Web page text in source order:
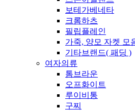
보테가베네타
크롬하츠
필립플레인
가죽, 양모 자켓 모
기타브랜드( 패딩 )
여자의류
톰브라운
오프화이트
루이비통
구찌